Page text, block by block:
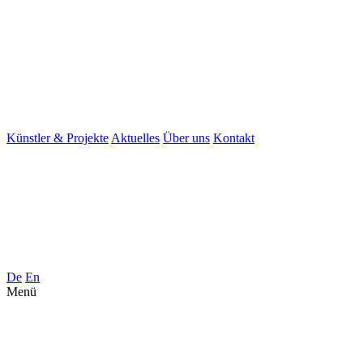
Künstler & Projekte Aktuelles Über uns Kontakt
De En
Menü